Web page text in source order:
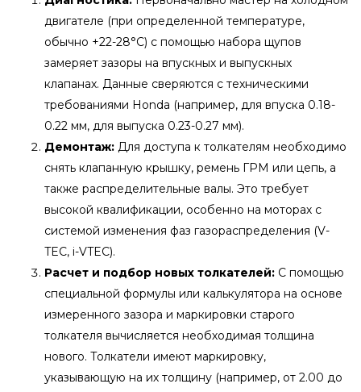
двигателе (при определенной температуре,
обычно +22-28°C) с помощью набора щупов
замеряет зазоры на впускных и выпускных
клапанах. Данные сверяются с техническими
требованиями Honda (например, для впуска 0.18-
0.22 мм, для выпуска 0.23-0.27 мм).
Демонтаж: Для доступа к толкателям необходимо
снять клапанную крышку, ремень ГРМ или цепь, а
также распределительные валы. Это требует
высокой квалификации, особенно на моторах с
системой изменения фаз газораспределения (V-
TEC, i-VTEC).
Расчет и подбор новых толкателей: С помощью
специальной формулы или калькулятора на основе
измеренного зазора и маркировки старого
толкателя вычисляется необходимая толщина
нового. Толкатели имеют маркировку,
указывающую на их толщину (например, от 2.00 до